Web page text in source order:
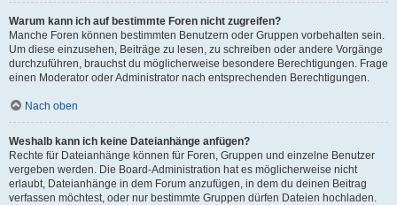
Warum kann ich auf bestimmte Foren nicht zugreifen?
Manche Foren können bestimmten Benutzern oder Gruppen vorbehalten sein.
Um diese einzusehen, Beiträge zu lesen, zu schreiben oder andere Vorgänge
durchzuführen, brauchst du möglicherweise besondere Berechtigungen. Frage
einen Moderator oder Administrator nach entsprechenden Berechtigungen.
Nach oben
Weshalb kann ich keine Dateianhänge anfügen?
Rechte für Dateianhänge können für Foren, Gruppen und einzelne Benutzer
vergeben werden. Die Board-Administration hat es möglicherweise nicht
erlaubt, Dateianhänge in dem Forum anzufügen, in dem du deinen Beitrag
verfassen möchtest, oder nur bestimmte Gruppen dürfen Dateien hochladen.